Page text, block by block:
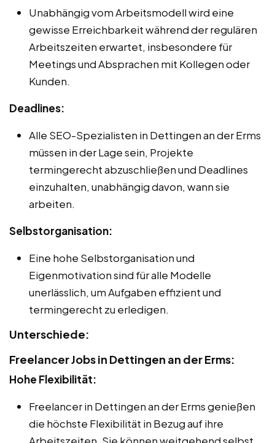
Unabhängig vom Arbeitsmodell wird eine
gewisse Erreichbarkeit während der regulären
Arbeitszeiten erwartet, insbesondere für
Meetings und Absprachen mit Kollegen oder
Kunden.
Deadlines:
Alle SEO-Spezialisten in Dettingen an der Erms
müssen in der Lage sein, Projekte
termingerecht abzuschließen und Deadlines
einzuhalten, unabhängig davon, wann sie
arbeiten.
Selbstorganisation:
Eine hohe Selbstorganisation und
Eigenmotivation sind für alle Modelle
unerlässlich, um Aufgaben effizient und
termingerecht zu erledigen.
Unterschiede:
Freelancer Jobs in Dettingen an der Erms:
Hohe Flexibilität:
Freelancer in Dettingen an der Erms genießen
die höchste Flexibilität in Bezug auf ihre